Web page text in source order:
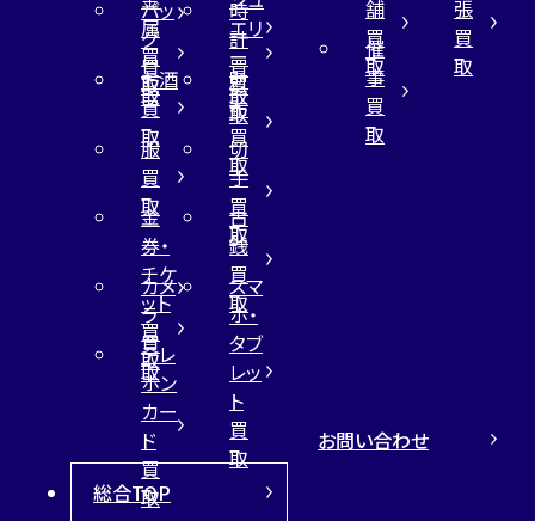
属
買
取
エリ
ー
買
取
バッ
グ
買
取
時
計
買
取
お酒
買
取
財
布
買
取
服
買
取
切
手
買
取
金
券・
チケ
ット
買
取
古
銭
買
取
カメ
ラ
買
取
スマ
ホ・
タブ
レッ
ト
買
取
テレ
ホン
カー
ド
買
取
舗
買
取
張
買
取
催
事
買
取
総合TOP
お問い合わせ